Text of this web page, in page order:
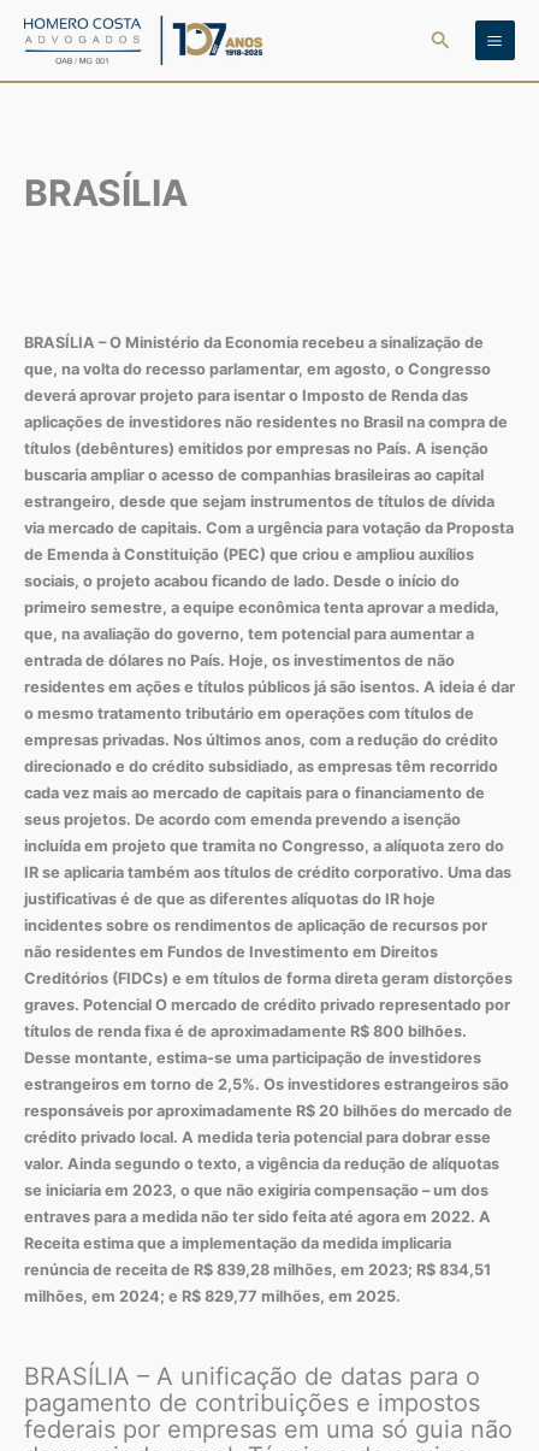
para
Pesquisar
BRASÍLIA
BRASÍLIA – O Ministério da Economia recebeu a sinalização de
que, na volta do recesso parlamentar, em agosto, o Congresso
deverá aprovar projeto para isentar o Imposto de Renda das
aplicações de investidores não residentes no Brasil na compra de
títulos (debêntures) emitidos por empresas no País. A isenção
buscaria ampliar o acesso de companhias brasileiras ao capital
estrangeiro, desde que sejam instrumentos de títulos de dívida
via mercado de capitais. Com a urgência para votação da Proposta
de Emenda à Constituição (PEC) que criou e ampliou auxílios
sociais, o projeto acabou ficando de lado. Desde o início do
primeiro semestre, a equipe econômica tenta aprovar a medida,
que, na avaliação do governo, tem potencial para aumentar a
entrada de dólares no País. Hoje, os investimentos de não
residentes em ações e títulos públicos já são isentos. A ideia é dar
o mesmo tratamento tributário em operações com títulos de
empresas privadas. Nos últimos anos, com a redução do crédito
direcionado e do crédito subsidiado, as empresas têm recorrido
cada vez mais ao mercado de capitais para o financiamento de
seus projetos. De acordo com emenda prevendo a isenção
incluída em projeto que tramita no Congresso, a alíquota zero do
IR se aplicaria também aos títulos de crédito corporativo. Uma das
justificativas é de que as diferentes alíquotas do IR hoje
incidentes sobre os rendimentos de aplicação de recursos por
não residentes em Fundos de Investimento em Direitos
Creditórios (FIDCs) e em títulos de forma direta geram distorções
graves. Potencial O mercado de crédito privado representado por
títulos de renda fixa é de aproximadamente R$ 800 bilhões.
Desse montante, estima-se uma participação de investidores
estrangeiros em torno de 2,5%. Os investidores estrangeiros são
responsáveis por aproximadamente R$ 20 bilhões do mercado de
crédito privado local. A medida teria potencial para dobrar esse
valor. Ainda segundo o texto, a vigência da redução de alíquotas
se iniciaria em 2023, o que não exigiria compensação – um dos
entraves para a medida não ter sido feita até agora em 2022. A
Receita estima que a implementação da medida implicaria
renúncia de receita de R$ 839,28 milhões, em 2023; R$ 834,51
milhões, em 2024; e R$ 829,77 milhões, em 2025.
BRASÍLIA – A unificação de datas para o
pagamento de contribuições e impostos
federais por empresas em uma só guia não